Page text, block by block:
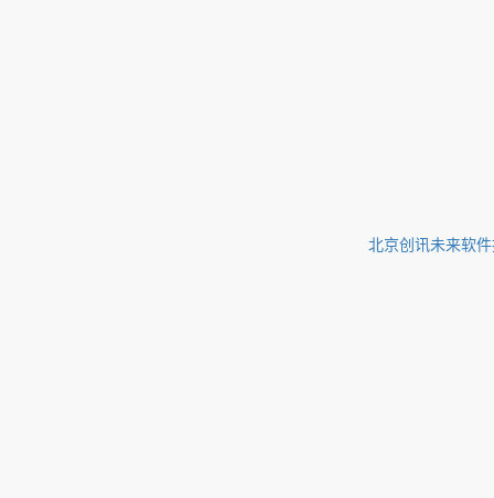
北京创讯未来软